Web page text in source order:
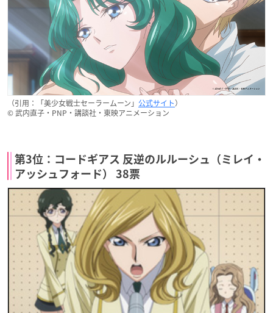
（引用：「美少女戦士セーラームーン」 公式サイト）
© 武内直子・PNP・講談社・東映アニメーション
第3位：コードギアス 反逆のルルーシュ（ミレイ・
アッシュフォード） 38票